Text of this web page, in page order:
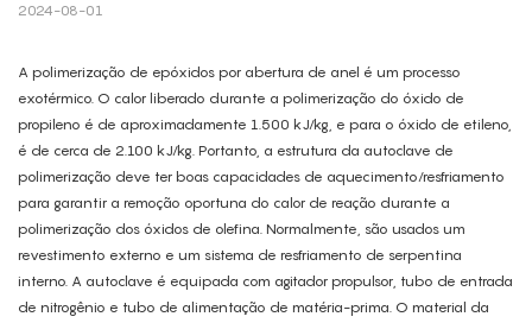
2024-08-01
A polimerização de epóxidos por abertura de anel é um processo
exotérmico. O calor liberado durante a polimerização do óxido de
propileno é de aproximadamente 1.500 kJ/kg, e para o óxido de etileno,
é de cerca de 2.100 kJ/kg. Portanto, a estrutura da autoclave de
polimerização deve ter boas capacidades de aquecimento/resfriamento
para garantir a remoção oportuna do calor de reação durante a
polimerização dos óxidos de olefina. Normalmente, são usados ​​um
revestimento externo e um sistema de resfriamento de serpentina
interno. A autoclave é equipada com agitador propulsor, tubo de entrada
de nitrogênio e tubo de alimentação de matéria-prima. O material da